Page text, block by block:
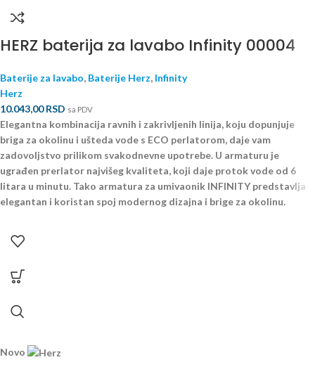
HERZ baterija za lavabo Infinity 00004
Baterije za lavabo, Baterije Herz, Infinity
Herz
10.043,00RSD sa PDV
Elegantna kombinacija ravnih i zakrivljenih linija, koju dopunjuje
briga za okolinu i ušteda vode s ECO perlatorom, daje vam
zadovoljstvo prilikom svakodnevne upotrebe. U armaturu je
ugrađen prerlator najvišeg kvaliteta, koji daje protok vode od 6
litara u minutu. Tako armatura za umivaonik INFINITY predstavlja
elegantan i koristan spoj modernog dizajna i brige za okolinu.
Novo